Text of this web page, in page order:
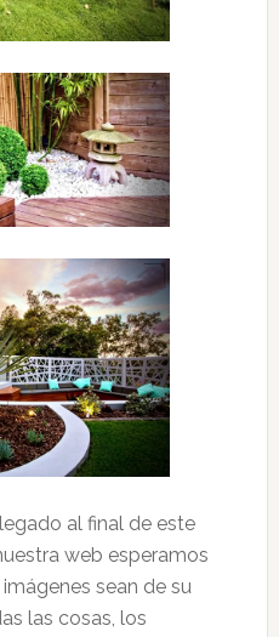
al final de este
web esperamos
sean de su
las cosas, los